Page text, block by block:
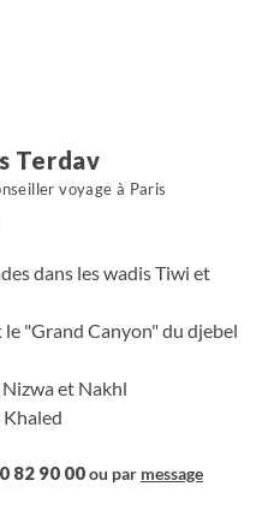
randonnerons le long
- dans les wadis, sur les
verte", abritant de
verdoyantes, le wadi
isolée au cœur du Hajjar
des wadis Tiwi et Arbayeen
d'Oman. Partout nous
Terdav
voyage à Paris
dans les wadis Tiwi et
le "Grand Canyon" du djebel
et Nakhl
Khaled
82 90 00ou par message